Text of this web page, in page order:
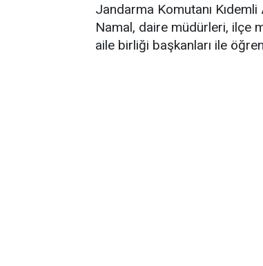
Jandarma Komutanı
Namal, daire müdürleri, ilçe
aile birliği başkanları ile